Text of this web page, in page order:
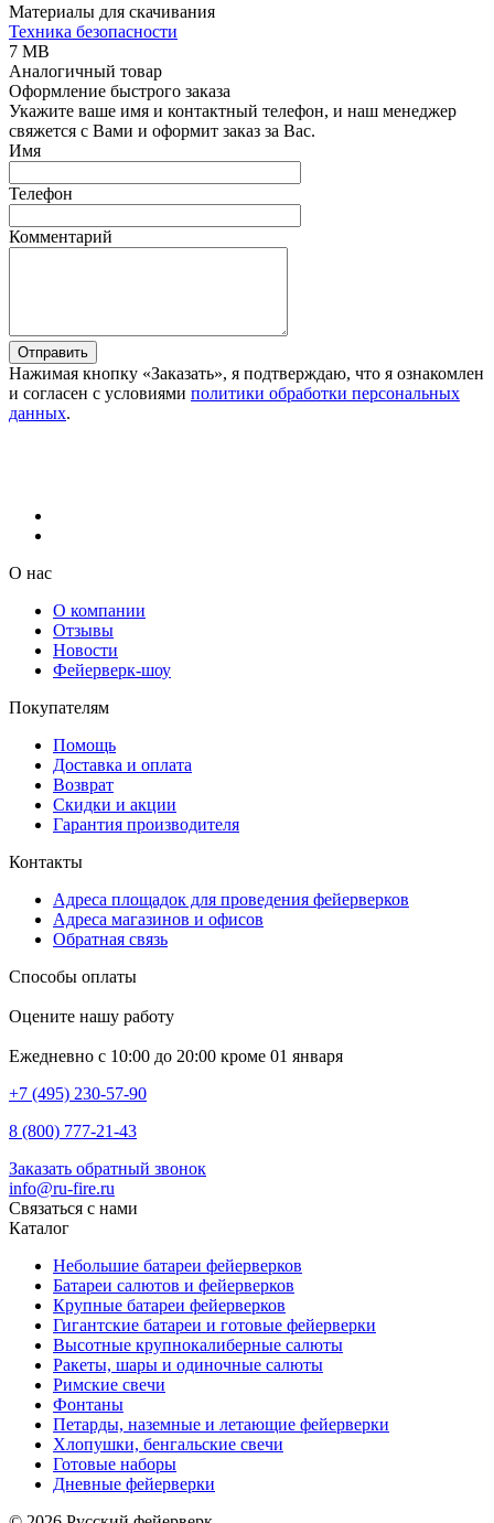
Материалы для скачивания
Техника безопасности
7 MB
Аналогичный товар
Оформление быстрого заказа
Укажите ваше имя и контактный телефон, и наш менеджер
свяжется с Вами и оформит заказ за Вас.
Имя
Телефон
Комментарий
Отправить
Нажимая кнопку «Заказать», я подтверждаю, что я ознакомлен
и согласен с условиями политики обработки персональных
данных.
О нас
О компании
Отзывы
Новости
Фейерверк-шоу
Покупателям
Помощь
Доставка и оплата
Возврат
Скидки и акции
Гарантия производителя
Контакты
Адреса площадок для проведения фейерверков
Адреса магазинов и офисов
Обратная связь
Способы оплаты
Оцените нашу работу
Ежедневно с 10:00 до 20:00 кроме 01 января
+7 (495) 230-57-90
8 (800) 777-21-43
Заказать обратный звонок
info@ru-fire.ru
Связаться с нами
Каталог
Небольшие батареи фейерверков
Батареи салютов и фейерверков
Крупные батареи фейерверков
Гигантские батареи и готовые фейерверки
Высотные крупнокалиберные салюты
Ракеты, шары и одиночные салюты
Римские свечи
Фонтаны
Петарды, наземные и летающие фейерверки
Хлопушки, бенгальские свечи
Готовые наборы
Дневные фейерверки